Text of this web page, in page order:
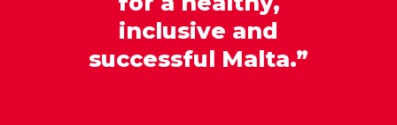
inclusive and
successful Malta.”